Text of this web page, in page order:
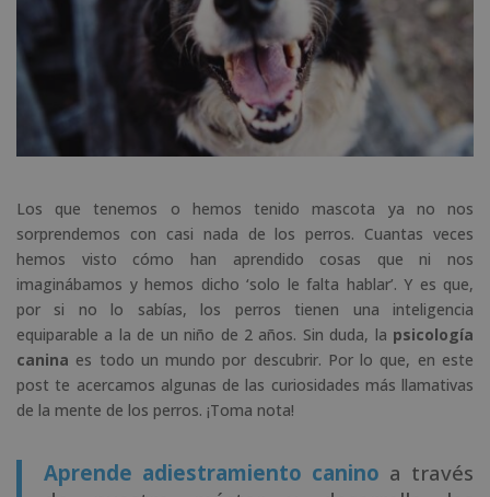
Los que tenemos o hemos tenido mascota ya no nos
sorprendemos con casi nada de los perros. Cuantas veces
hemos visto cómo han aprendido cosas que ni nos
imaginábamos y hemos dicho ‘solo le falta hablar’. Y es que,
por si no lo sabías, los perros tienen una inteligencia
equiparable a la de un niño de 2 años. Sin duda, la psicología
canina es todo un mundo por descubrir. Por lo que, en este
post te acercamos algunas de las curiosidades más llamativas
de la mente de los perros. ¡Toma nota!
Aprende adiestramiento canino a través